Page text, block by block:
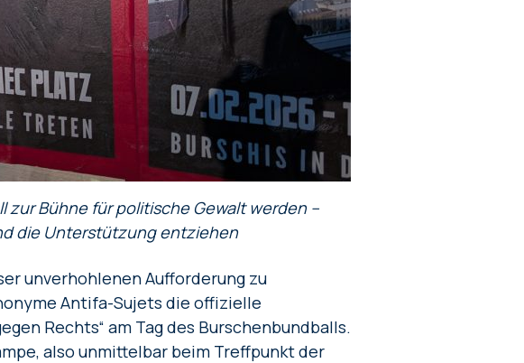
zur Bühne für politische Gewalt werden –
die Unterstützung entziehen
unverhohlenen Aufforderung zu
Antifa-Sujets die offizielle
Rechts“ am Tag des Burschenbundballs.
also unmittelbar beim Treffpunkt der